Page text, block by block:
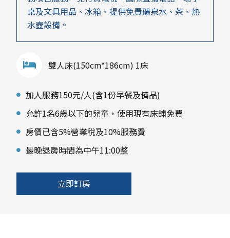
桌及文具用品、冰箱、提供免費礦泉水、茶、熱
水壺設備。
雙人床(150cm*186cm) 1床
加人服務150元/人(含1份早餐及備品)
允許1名6歲以下的兒童，使用現有床鋪免費
房價已含5%營業稅及10%服務費
最晚退房時間為中午11:00整
立即訂房